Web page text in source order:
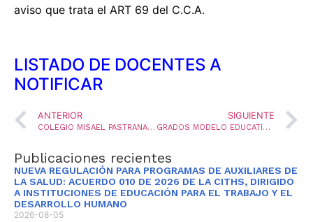
aviso que trata el ART 69 del C.C.A.
LISTADO DE DOCENTES A
NOTIFICAR
ANTERIOR
COLEGIO MISAEL PASTRANA BORRERO GANADOR DEL CONCURSO DE LENGUA CASTELLANA
SIGUIENTE
GRADOS MODELO EDUCATIVO FLEXIBLE
Publicaciones recientes
NUEVA REGULACIÓN PARA PROGRAMAS DE AUXILIARES DE
LA SALUD: ACUERDO 010 DE 2026 DE LA CITHS, DIRIGIDO
A INSTITUCIONES DE EDUCACIÓN PARA EL TRABAJO Y EL
DESARROLLO HUMANO
2026-08-05